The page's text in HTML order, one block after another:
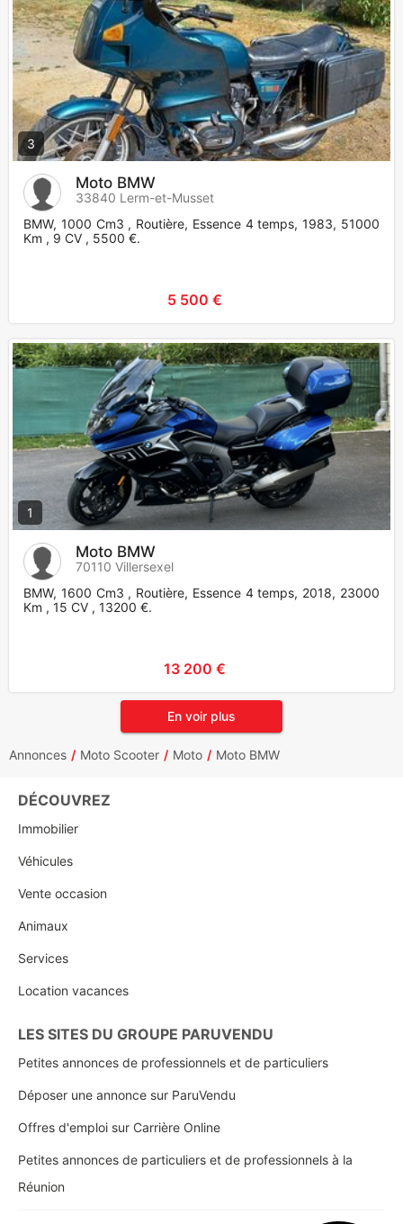
3
Moto BMW
33840 Lerm-et-Musset
BMW, 1000 Cm3 , Routière, Essence 4 temps, 1983, 51000
Km , 9 CV , 5500 €.
5 500 €
1
Moto BMW
70110 Villersexel
BMW, 1600 Cm3 , Routière, Essence 4 temps, 2018, 23000
Km , 15 CV , 13200 €.
13 200 €
En voir plus
Annonces Moto Scooter Moto Moto BMW
DÉCOUVREZ
Immobilier
Véhicules
Vente occasion
Animaux
Services
Location vacances
LES SITES DU GROUPE PARUVENDU
Petites annonces de professionnels et de particuliers
Déposer une annonce sur ParuVendu
Offres d'emploi sur Carrière Online
Petites annonces de particuliers et de professionnels à la
Réunion